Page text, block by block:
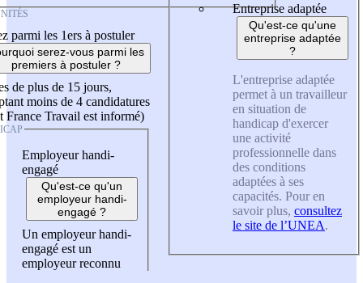
parmi les 1ers à postuler
serez-vous parmi les
premiers à postuler ?
de plus de 15 jours,
moins de 4 candidatures
France Travail est informé)
Employeur handi-
engagé
Qu'est-ce qu'un
employeur handi-
engagé ?
Un employeur handi-
engagé est un
employeur reconnu
Entreprise adaptée
Qu'est-ce qu'une
entreprise adaptée
?
L'entreprise adaptée
permet à un travailleur
en situation de
handicap d'exercer
une activité
professionnelle dans
des conditions
adaptées à ses
capacités. Pour en
savoir plus, consultez
le site de l’UNEA.